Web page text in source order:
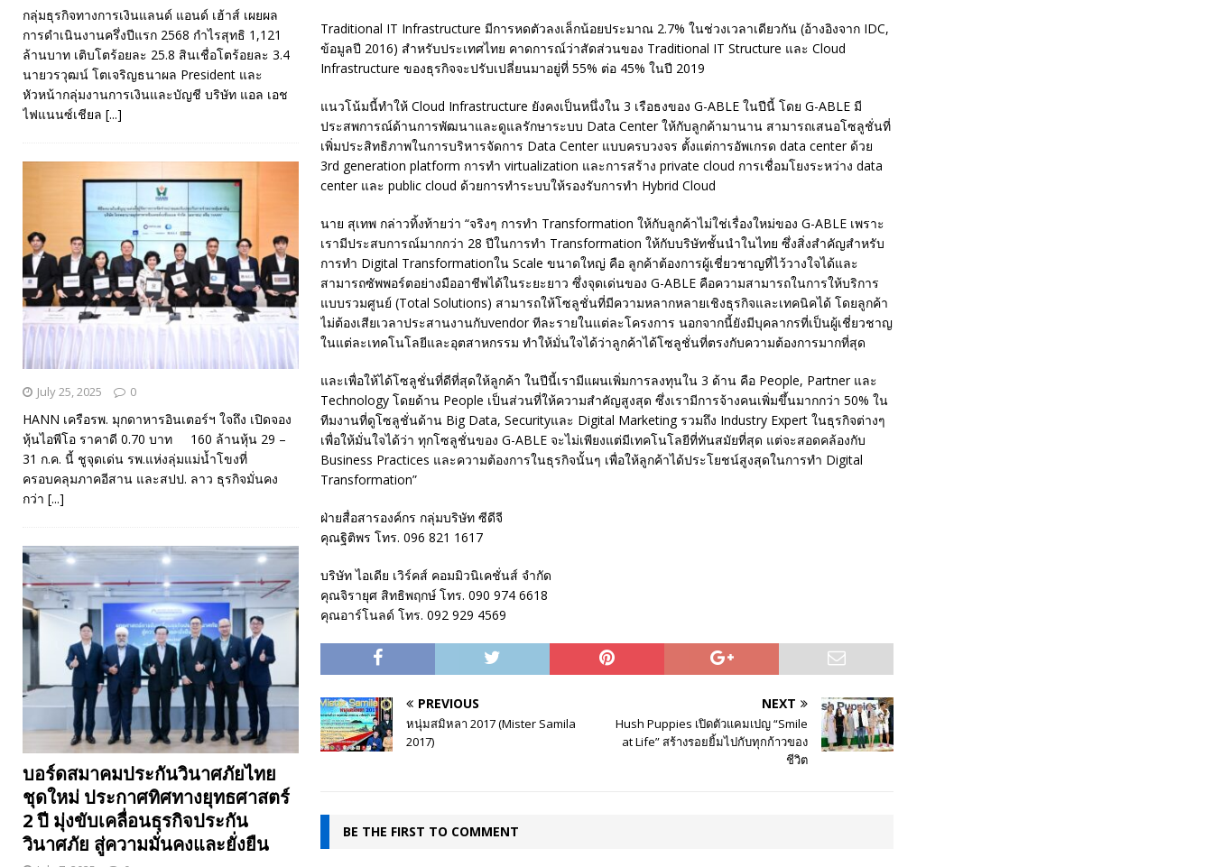
Traditional IT Infrastructure มีการหดตัวลงเล็กน้อยประมาณ 2.7% ในช่วงเวลาเดียวกัน (อ้างอิงจาก IDC,
ข้อมูลปี 2016) สำหรับประเทศไทย คาดการณ์ว่าสัดส่วนของ Traditional IT Structure และ Cloud
Infrastructure ของธุรกิจจะปรับเปลี่ยนมาอยู่ที่ 55% ต่อ 45% ในปี 2019
แนวโน้มนี้ทำให้ Cloud Infrastructure ยังคงเป็นหนึ่งใน 3 เรือธงของ G-ABLE ในปีนี้ โดย G-ABLE มี
ประสพการณ์ด้านการพัฒนาและดูแลรักษาระบบ Data Center ให้กับลูกค้ามานาน สามารถเสนอโซลูชั่นที่
เพิ่มประสิทธิภาพในการบริหารจัดการ Data Center แบบครบวงจร ตั้งแต่การอัพเกรด data center ด้วย
3rd generation platform การทำ virtualization และการสร้าง private cloud การเชื่อมโยงระหว่าง data
center และ public cloud ด้วยการทำระบบให้รองรับการทำ Hybrid Cloud
นาย สุเทพ กล่าวทิ้งท้ายว่า “จริงๆ การทำ Transformation ให้กับลูกค้าไม่ใช่เรื่องใหม่ของ G-ABLE เพราะ
เรามีประสบการณ์มากกว่า 28 ปีในการทำ Transformation ให้กับบริษัทชั้นนำในไทย ซึ่งสิ่งสำคัญสำหรับ
การทำ Digital Transformationใน Scale ขนาดใหญ่ คือ ลูกค้าต้องการผู้เชี่ยวชาญที่ไว้วางใจได้และ
สามารถซัพพอร์ตอย่างมืออาชีพได้ในระยะยาว ซึ่งจุดเด่นของ G-ABLE คือความสามารถในการให้บริการ
แบบรวมศูนย์ (Total Solutions) สามารถให้โซลูชั่นที่มีความหลากหลายเชิงธุรกิจและเทคนิคได้ โดยลูกค้า
ไม่ต้องเสียเวลาประสานงานกับvendor ทีละรายในแต่ละโครงการ นอกจากนี้ยังมีบุคลากรที่เป็นผู้เชี่ยวชาญ
ในแต่ละเทคโนโลยีและอุตสาหกรรม ทำให้มั่นใจได้ว่าลูกค้าได้โซลูชั่นที่ตรงกับความต้องการมากที่สุด
และเพื่อให้ได้โซลูชั่นที่ดีที่สุดให้ลูกค้า ในปีนี้เรามีแผนเพิ่มการลงทุนใน 3 ด้าน คือ People, Partner และ
Technology โดยด้าน People เป็นส่วนที่ให้ความสำคัญสูงสุด ซึ่งเรามีการจ้างคนเพิ่มขึ้นมากกว่า 50% ใน
ทีมงานที่ดูโซลูชั่นด้าน Big Data, Securityและ Digital Marketing รวมถึง Industry Expert ในธุรกิจต่างๆ
เพื่อให้มั่นใจได้ว่า ทุกโซลูชั่นของ G-ABLE จะไม่เพียงแต่มีเทคโนโลยีที่ทันสมัยที่สุด แต่จะสอดคล้องกับ
Business Practices และความต้องการในธุรกิจนั้นๆ เพื่อให้ลูกค้าได้ประโยชน์สูงสุดในการทำ Digital
Transformation”
ฝ่ายสื่อสารองค์กร กลุ่มบริษัท ซีดีจี
คุณฐิติพร โทร. 096 821 1617
บริษัท ไอเดีย เวิร์คส์ คอมมิวนิเคชั่นส์ จำกัด
คุณจิรายุศ สิทธิพฤกษ์ โทร. 090 974 6618
คุณอาร์โนลด์ โทร. 092 929 4569
PREVIOUS
หนุ่มสมิหลา 2017 (Mister Samila
2017)
NEXT
Hush Puppies เปิดตัวแคมเปญ “Smile
at Life” สร้างรอยยิ้มไปกับทุกก้าวของ
ชีวิต
BE THE FIRST TO COMMENT
กลุ่มธุรกิจทางการเงินแลนด์ แอนด์ เฮ้าส์ เผยผล
การดำเนินงานครึ่งปีแรก 2568 กำไรสุทธิ 1,121
ล้านบาท เติบโตร้อยละ 25.8 สินเชื่อโตร้อยละ 3.4
นายวรวุฒน์ โตเจริญธนาผล President และ
หัวหน้ากลุ่มงานการเงินและบัญชี บริษัท แอล เอช
ไฟแนนซ์เชียล [...]
July 25, 2025 0
HANN เครือรพ. มุกดาหารอินเตอร์ฯ ใจถึง เปิดจอง
หุ้นไอพีโอ ราคาดี 0.70 บาท 160 ล้านหุ้น 29 –
31 ก.ค. นี้ ชูจุดเด่น รพ.แห่งลุ่มแม่น้ำโขงที่
ครอบคลุมภาคอีสาน และสปป. ลาว ธุรกิจมั่นคง
กว่า [...]
บอร์ดสมาคมประกันวินาศภัยไทย
ชุดใหม่ ประกาศทิศทางยุทธศาสตร์
2 ปี มุ่งขับเคลื่อนธุรกิจประกัน
วินาศภัย สู่ความมั่นคงและยั่งยืน